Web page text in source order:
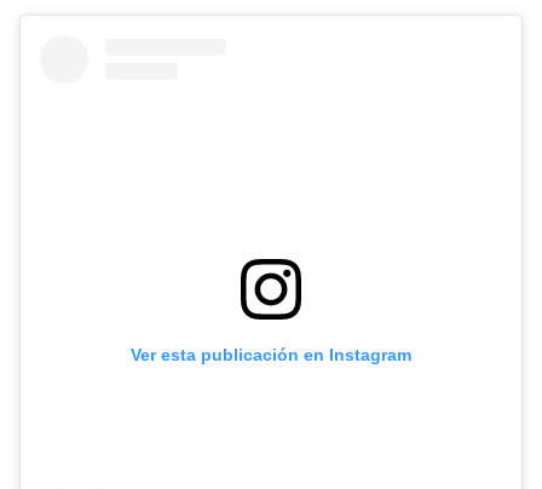
Ver esta publicación en Instagram